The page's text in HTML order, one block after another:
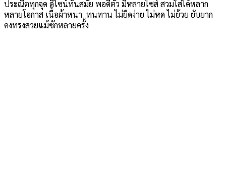
ประณีตทุกจุด ดีไซน์ทันสมัย พอดีตัว มีหลายไซส์ สวมใส่ได้หลาก
หลายโอกาส เนื้อผ้าหนา ทนทาน ไม่ยืดง่าย ไม่หด ไม่ย้วย ยับยาก
คงทรงสวยแม้ซักหลายครั้ง